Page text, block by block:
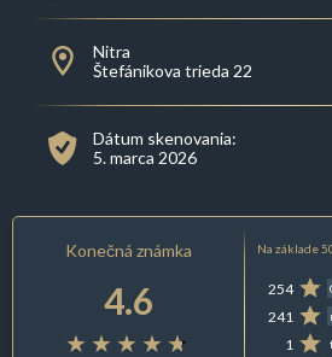
Nitra
Štefánikova trieda 22
Dátum skenovania:
5. marca 2026
Konečná známka
4.6
Na základe
254
241
1